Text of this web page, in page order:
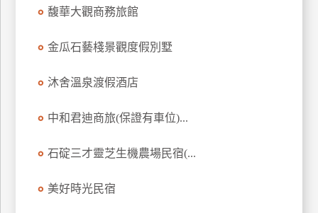
馥華大觀商務旅館
金瓜石藝棧景觀度假別墅
沐舍溫泉渡假酒店
中和君迪商旅(保證有車位)...
石碇三才靈芝生機農場民宿(...
美好時光民宿